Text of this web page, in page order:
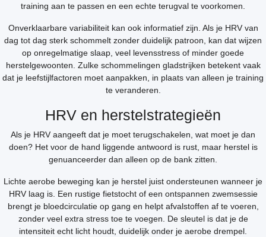
training aan te passen en een echte terugval te voorkomen.
Onverklaarbare variabiliteit kan ook informatief zijn. Als je HRV van
dag tot dag sterk schommelt zonder duidelijk patroon, kan dat wijzen
op onregelmatige slaap, veel levensstress of minder goede
herstelgewoonten. Zulke schommelingen gladstrijken betekent vaak
dat je leefstijlfactoren moet aanpakken, in plaats van alleen je training
te veranderen.
HRV en herstelstrategieën
Als je HRV aangeeft dat je moet terugschakelen, wat moet je dan
doen? Het voor de hand liggende antwoord is rust, maar herstel is
genuanceerder dan alleen op de bank zitten.
Lichte aerobe beweging kan je herstel juist ondersteunen wanneer je
HRV laag is. Een rustige fietstocht of een ontspannen zwemsessie
brengt je bloedcirculatie op gang en helpt afvalstoffen af te voeren,
zonder veel extra stress toe te voegen. De sleutel is dat je de
intensiteit echt licht houdt, duidelijk onder je aerobe drempel.